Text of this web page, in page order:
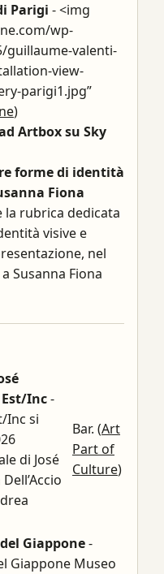
Parigi - <img
wp-
guillaume-valenti-
view-
parigi1.jpg”
)
Artbox su Sky
forme di identità
Fiona
rubrica dedicata
visive e
nel
Susanna Fiona
Inc-
Inc si
di José
Bar. (Art
Part of
Culture)
Giappone-
Giappone Museo